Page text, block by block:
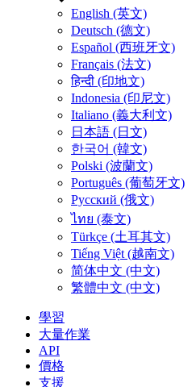
English (英文)
Deutsch (德文)
Español (西班牙文)
Français (法文)
हिन्दी (印地文)
Indonesia (印尼文)
Italiano (義大利文)
日本語 (日文)
한국어 (韓文)
Polski (波蘭文)
Português (葡萄牙文)
Русский (俄文)
ไทย (泰文)
Türkçe (土耳其文)
Tiếng Việt (越南文)
简体中文 (中文)
繁體中文 (中文)
學習
大量作業
API
價格
支援